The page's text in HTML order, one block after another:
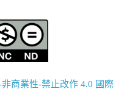
商業性-禁止改作 4.0 國際